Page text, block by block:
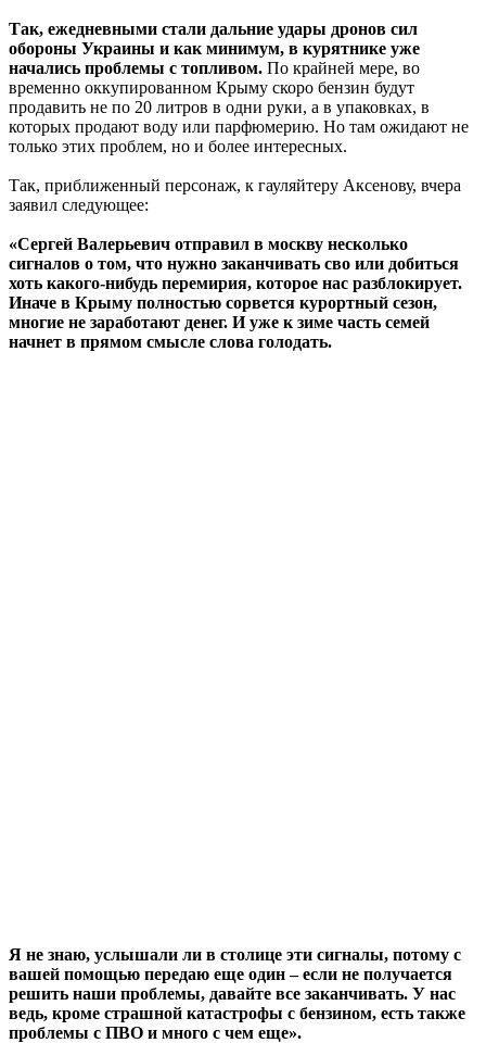
Так, ежедневными стали дальние удары дронов сил
обороны Украины и как минимум, в курятнике уже
начались проблемы с топливом. По крайней мере, во
временно оккупированном Крыму скоро бензин будут
продавить не по 20 литров в одни руки, а в упаковках, в
которых продают воду или парфюмерию. Но там ожидают не
только этих проблем, но и более интересных.
Так, приближенный персонаж, к гауляйтеру Аксенову, вчера
заявил следующее:
«Сергей Валерьевич отправил в москву несколько
сигналов о том, что нужно заканчивать сво или добиться
хоть какого-нибудь перемирия, которое нас разблокирует.
Иначе в Крыму полностью сорвется курортный сезон,
многие не заработают денег. И уже к зиме часть семей
начнет в прямом смысле слова голодать.
Я не знаю, услышали ли в столице эти сигналы, потому с
вашей помощью передаю еще один – если не получается
решить наши проблемы, давайте все заканчивать. У нас
ведь, кроме страшной катастрофы с бензином, есть также
проблемы с ПВО и много с чем еще».